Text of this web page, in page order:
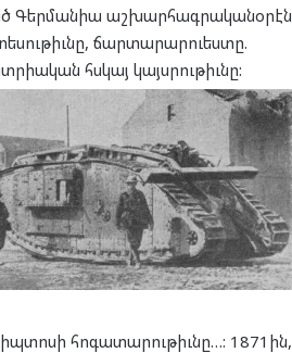
Գերմանիա աշխարհագրականօրէն
ճարտարարուեստը.
հսկայ կայսրութիւնը:
հոգատարութիւնը…: 1871ին,